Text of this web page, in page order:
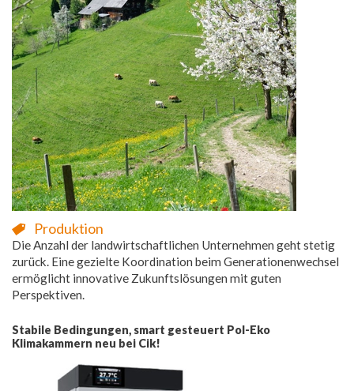
Produktion
Die Anzahl der landwirtschaftlichen Unternehmen geht stetig
zurück. Eine gezielte Koordination beim Generationenwechsel
ermöglicht innovative Zukunftslösungen mit guten
Perspektiven.
Stabile Bedingungen, smart gesteuert Pol-Eko
Klimakammern neu bei Cik!